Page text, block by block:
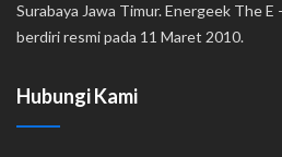
Surabaya Jawa Timur. Energeek The
berdiri resmi pada 11 Maret 2010.
Hubungi Kami